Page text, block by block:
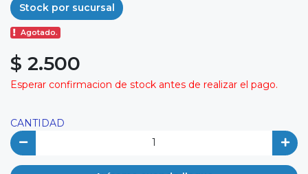
Stock por sucursal
Agotado.
$ 2.500
Esperar confirmacion de stock antes de realizar el pago.
CANTIDAD